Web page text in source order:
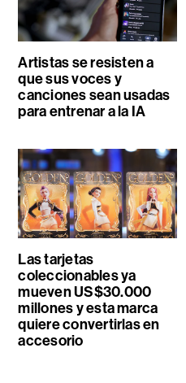
Artistas se resisten a
que sus voces y
canciones sean usadas
para entrenar a la IA
Las tarjetas
coleccionables ya
mueven US$30.000
millones y esta marca
quiere convertirlas en
accesorio